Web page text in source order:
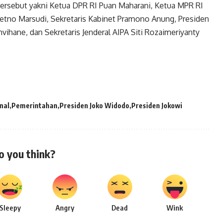
yakni Ketua DPR RI Puan Maharani, Ketua MPR RI
Marsudi, Sekretaris Kabinet Pramono Anung, Presiden
dan Sekretaris Jenderal AIPA Siti Rozaimeriyanty
Pemerintahan Presiden Joko Widodo Presiden Jokowi
you think?
Sleepy Angry Dead Wink